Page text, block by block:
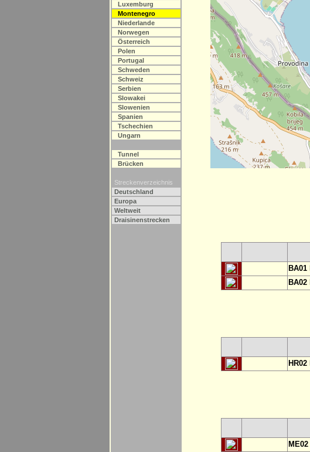
Luxemburg
Montenegro
Niederlande
Norwegen
Österreich
Polen
Portugal
Schweden
Schweiz
Serbien
Slowakei
Slowenien
Spanien
Tschechien
Ungarn
Tunnel
Brücken
Streckenverzeichnis
Deutschland
Europa
Weltweit
Draisinenstrecken
BA01
BA02
HR02
ME02